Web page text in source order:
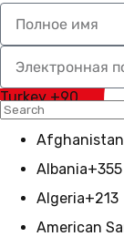
Turkey +90
Afghanistan
Albania+355
Algeria+213
American